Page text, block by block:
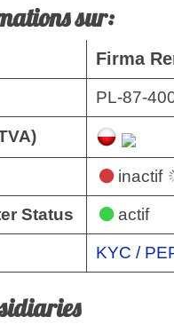
sur:
Firma
PL-87-
inactif
Status actif
KYC /